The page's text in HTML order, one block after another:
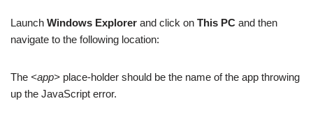
Launch Windows Explorer and click on This PC and then
navigate to the following location:
The <app> place-holder should be the name of the app throwing
up the JavaScript error.